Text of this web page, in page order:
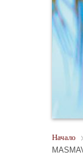
Начало